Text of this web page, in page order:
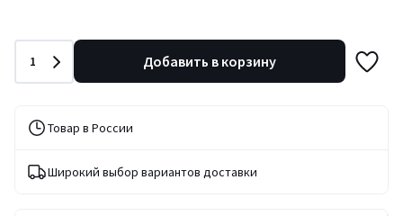
Количество
1 Добавить в корзину
Товар в России
Широкий выбор вариантов доставки